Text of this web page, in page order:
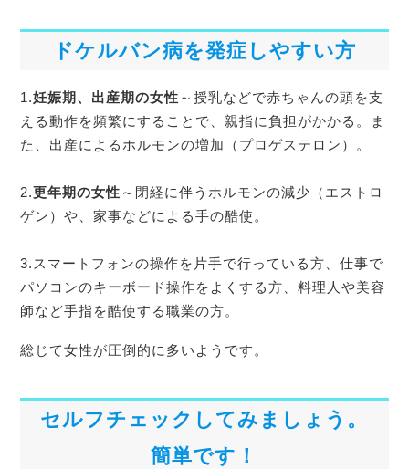
ドケルバン病を発症しやすい方
1.妊娠期、出産期の女性 ～授乳などで赤ちゃんの頭を支
える動作を頻繁にすることで、親指に負担がかかる。ま
た、出産によるホルモンの増加（プロゲステロン）。
2.更年期の女性 ～閉経に伴うホルモンの減少（エストロ
ゲン）や、家事などによる手の酷使。
3.スマートフォンの操作を片手で行っている方、仕事で
パソコンのキーボード操作をよくする方、料理人や美容
師など手指を酷使する職業の方。
総じて女性が圧倒的に多いようです。
セルフチェックしてみましょう。
簡単です！